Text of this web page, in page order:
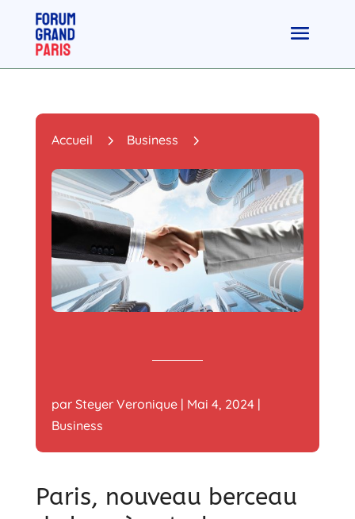
Accueil 5 Business 5
par Steyer Veronique| Mai 4, 2024|
Business
Paris, nouveau berceau